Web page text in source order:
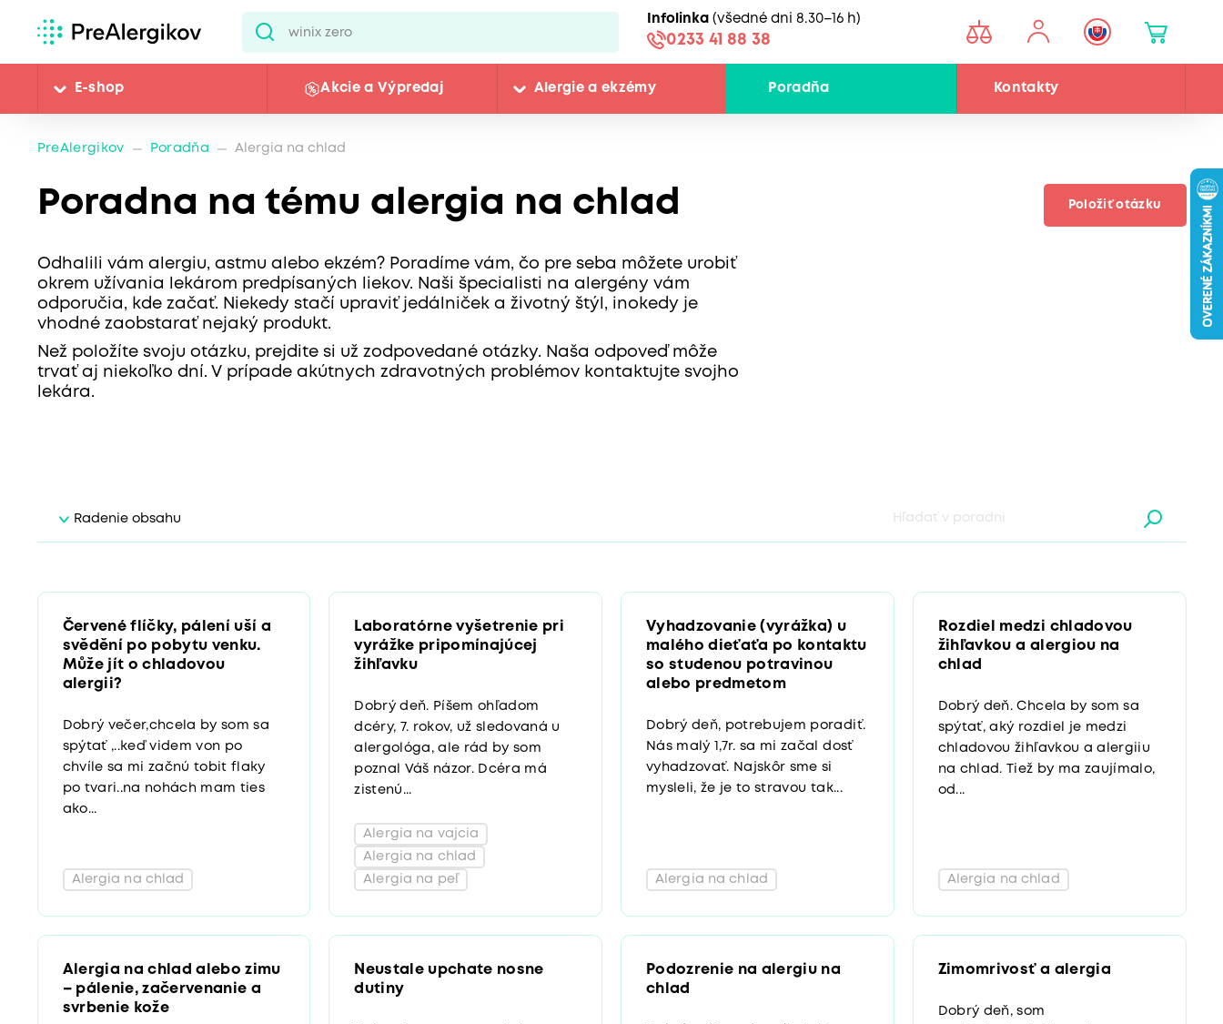
Infolinka (všedné dni 8.30–16 h)
0233 41 88 38
E-shop Akcie a Výpredaj Alergie a ekzémy Poradňa Kontakty
PreAlergikov Poradňa Alergia na chlad
Poradna na tému alergia na chlad
Odhalili vám alergiu, astmu alebo ekzém? Poradíme vám, čo pre seba môžete urobiť
okrem užívania lekárom predpísaných liekov. Naši špecialisti na alergény vám
odporučia, kde začať. Niekedy stačí upraviť jedálniček a životný štýl, inokedy je
vhodné zaobstarať nejaký produkt.
Než položíte svoju otázku, prejdite si už zodpovedané otázky. Naša odpoveď môže
trvať aj niekoľko dní. V prípade akútnych zdravotných problémov kontaktujte svojho
lekára.
Položiť otázku
Radenie obsahu
Červené flíčky, pálení uší a
svědění po pobytu venku.
Může jít o chladovou
alergii?
Dobrý večer,chcela by som sa
spýtať ,..keď videm von po
chvíle sa mi začnú tobit flaky
po tvari..na nohách mam ties
ako...
Alergia na chlad
Laboratórne vyšetrenie pri
vyrážke pripomínajúcej
žihľavku
Dobrý deň. Píšem ohľadom
dcéry, 7. rokov, už sledovaná u
alergológa, ale rád by som
poznal Váš názor. Dcéra má
zistenú...
Alergia na peľ
Alergia na chlad
Alergia na vajcia
Vyhadzovanie (vyrážka) u
malého dieťaťa po kontaktu
so studenou potravinou
alebo predmetom
Dobrý deň, potrebujem poradiť.
Nás malý 1,7r. sa mi začal dosť
vyhadzovať. Najskôr sme si
mysleli, že je to stravou tak...
Alergia na chlad
Rozdiel medzi chladovou
žihľavkou a alergiou na
chlad
Dobrý deň. Chcela by som sa
spýtať, aký rozdiel je medzi
chladovou žihľavkou a alergiiu
na chlad. Tiež by ma zaujímalo,
od...
Alergia na chlad
Alergia na chlad alebo zimu
– pálenie, začervenanie a
svrbenie kože
Neustale upchate nosne
dutiny
Podozrenie na alergiu na
chlad
Zimomrivosť a alergia
Dobrý deň, som